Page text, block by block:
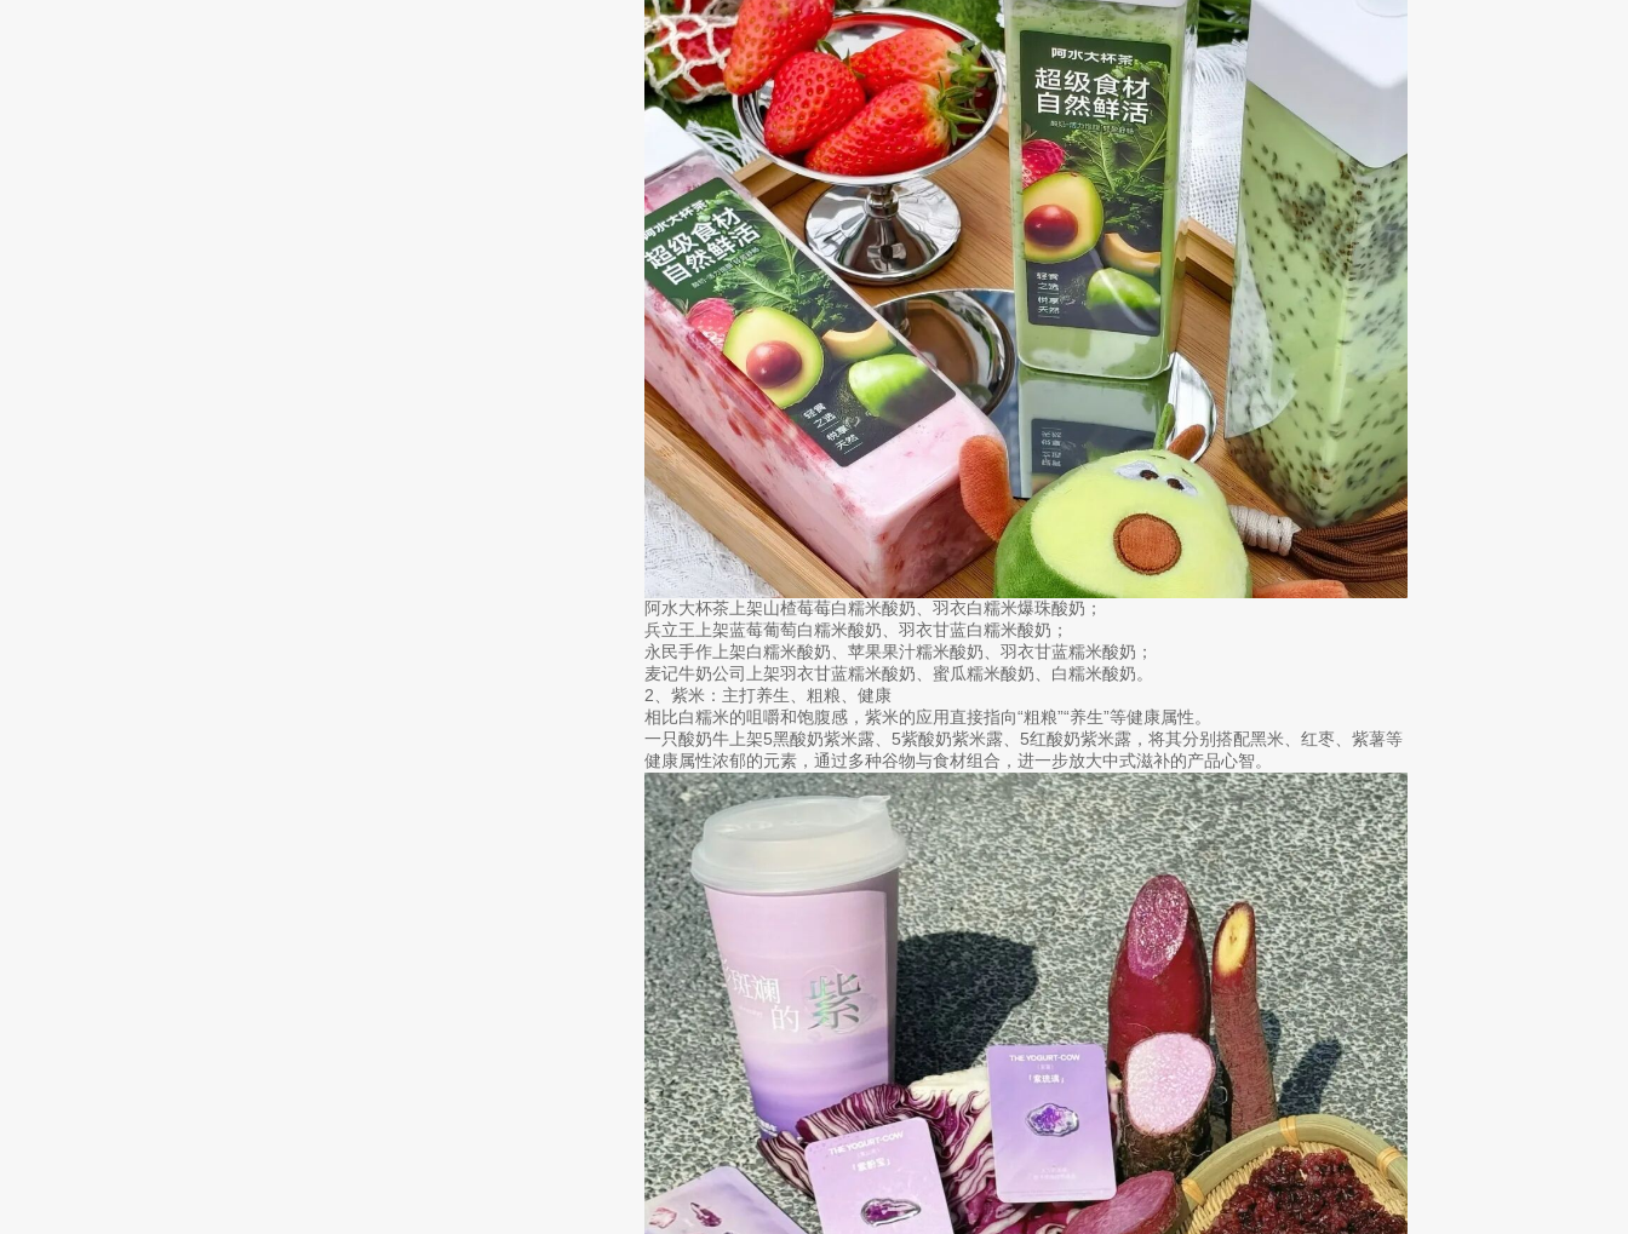
阿水大杯茶上架山楂莓莓白糯米酸奶、羽衣白糯米爆珠酸奶；
兵立王上架蓝莓葡萄白糯米酸奶、羽衣甘蓝白糯米酸奶；
永民手作上架白糯米酸奶、苹果果汁糯米酸奶、羽衣甘蓝糯米酸奶；
麦记牛奶公司上架羽衣甘蓝糯米酸奶、蜜瓜糯米酸奶、白糯米酸奶。
2、紫米：主打养生、粗粮、健康
相比白糯米的咀嚼和饱腹感，紫米的应用直接指向“粗粮”“养生”等健康属性。
一只酸奶牛上架5黑酸奶紫米露、5紫酸奶紫米露、5红酸奶紫米露，将其分别搭配黑米、红枣、紫薯等
健康属性浓郁的元素，通过多种谷物与食材组合，进一步放大中式滋补的产品心智。